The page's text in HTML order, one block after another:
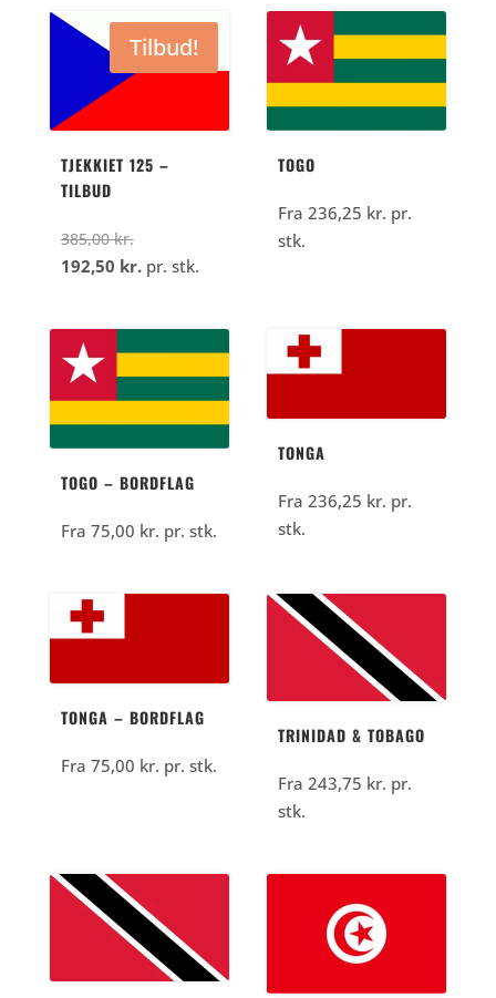
355,00
kr..
er:
177,50
kr..
Tilbud!
TJEKKIET 125 –
TILBUD
385,00kr.Den
oprindelige
385,00
kr..
192,50 kr.Den
er:
192,50
kr..
pr. stk.
TOGO
Fra 236,25 kr. pr.
stk.
TOGO – BORDFLAG
Fra 75,00 kr. pr. stk.
TONGA
Fra 236,25 kr. pr.
stk.
TONGA – BORDFLAG
Fra 75,00 kr. pr. stk.
TRINIDAD & TOBAGO
Fra243,75 kr. pr.
stk.